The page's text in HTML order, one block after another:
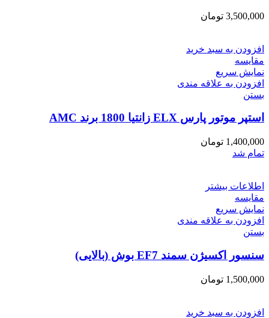
3,500,000 تومان
افزودن به سبد خرید
مقایسه
نمایش سریع
افزودن به علاقه مندی
بستن
استپر موتور پارس ELX زانتیا 1800 برند AMC
1,400,000 تومان
تمام شد
اطلاعات بیشتر
مقایسه
نمایش سریع
افزودن به علاقه مندی
بستن
سنسور اکسیژن سمند EF7 بوش (بالایی)
1,500,000 تومان
افزودن به سبد خرید